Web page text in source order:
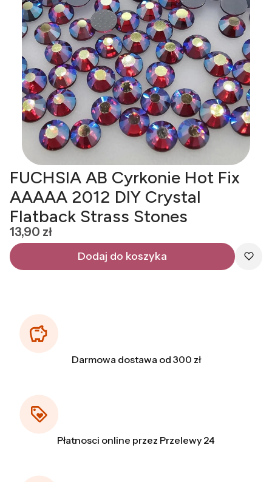
FUCHSIA AB Cyrkonie Hot Fix
AAAAA 2012 DIY Crystal
Flatback Strass Stones
Cena
13,90 zł
Dodaj do koszyka
Darmowa dostawa od 300 zł
Płatnosci online przez Przelewy 24